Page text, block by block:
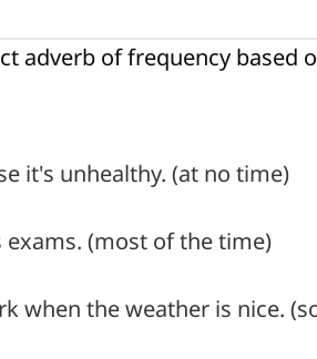
adverb of frequency based
it's unhealthy. (at no time)
(most of the time)
when the weather is nice.